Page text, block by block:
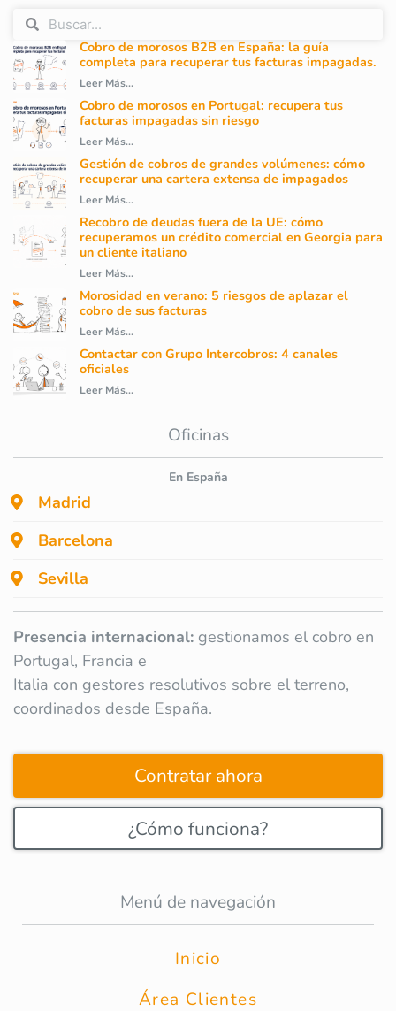
Cobro de morosos B2B en España: la guía
completa para recuperar tus facturas impagadas.
Leer Más...
Cobro de morosos en Portugal: recupera tus
facturas impagadas sin riesgo
Leer Más...
Gestión de cobros de grandes volúmenes: cómo
recuperar una cartera extensa de impagados
Leer Más...
Recobro de deudas fuera de la UE: cómo
recuperamos un crédito comercial en Georgia para
un cliente italiano
Leer Más...
Morosidad en verano: 5 riesgos de aplazar el
cobro de sus facturas
Leer Más...
Contactar con Grupo Intercobros: 4 canales
oficiales
Leer Más...
Oficinas
En España
Madrid
Barcelona
Sevilla
Presencia internacional: gestionamos el cobro en
Portugal, Francia e
Italia con gestores resolutivos sobre el terreno,
coordinados desde España.
Contratar ahora
¿Cómo funciona?
Menú de navegación
Inicio
Área Clientes